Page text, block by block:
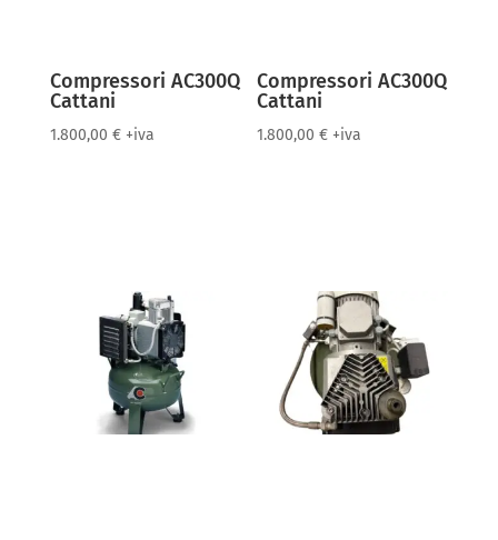
Compressori AC300Q
Cattani
1.800,00 € +iva
Compressori AC300Q
Cattani
1.800,00€ +iva